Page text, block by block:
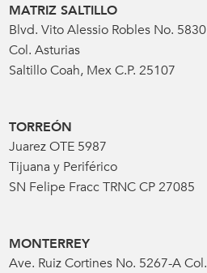
MATRIZ SALTILLO
Blvd. Vito Alessio Robles No. 5830
Col. Asturias
Saltillo Coah, Mex C.P. 25107
TORREÓN
Juarez OTE 5987
Tijuana y Periférico
SN Felipe Fracc TRNC CP 27085
MONTERREY
Ave. Ruiz Cortines No. 5267-A Col.